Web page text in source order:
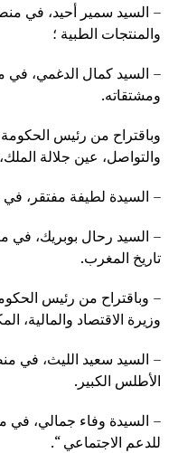
– السيد سمير أحيد، في
والمنتجات الطبية ؛
– السيد كمال الدغمي، في
ومشتقاته.
وباقتراح من رئيس
والتواصل، عين جلالة
– السيدة لطيفة مفتقر،
– السيد رحال بوبريك، في
تاريخ المغرب.
– وباقتراح من رئيس
وزيرة الاقتصاد والمالية،
– السيد سعيد الليث، في
الأطلس الكبير.
– السيدة وفاء جمالي، في
للدعم الاجتماعي “.